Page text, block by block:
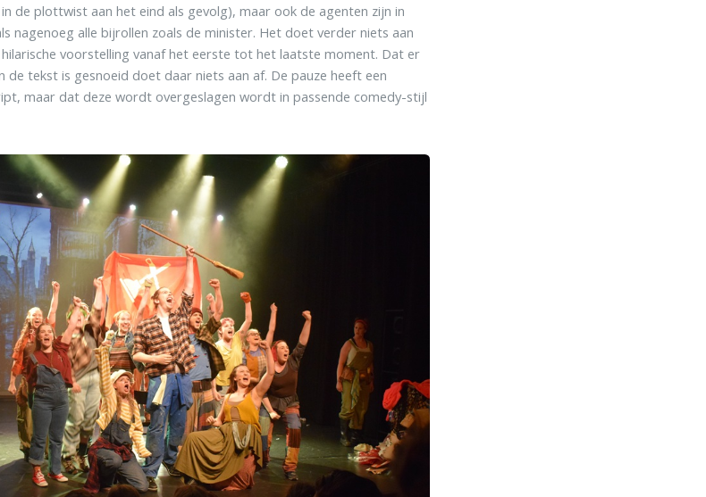
de plottwist aan het eind als gevolg), maar ook de agenten zijn in
nagenoeg alle bijrollen zoals de minister. Het doet verder niets aan
voorstelling vanaf het eerste tot het laatste moment. Dat er
de tekst is gesnoeid doet daar niets aan af. De pauze heeft een
maar dat deze wordt overgeslagen wordt in passende comedy-stijl